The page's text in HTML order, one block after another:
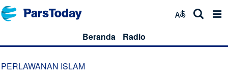
Beranda Radio
PERLAWANAN ISLAM